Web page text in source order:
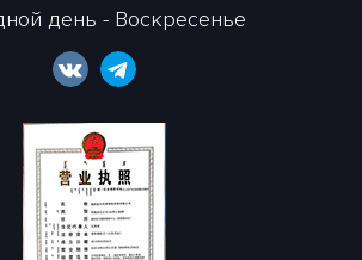
день - Воскресенье